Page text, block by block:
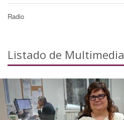
Radio
Listado de Multimedia